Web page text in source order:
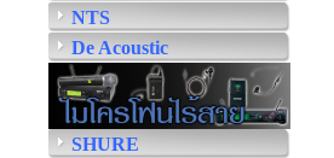
NTS
De Acoustic
SHURE